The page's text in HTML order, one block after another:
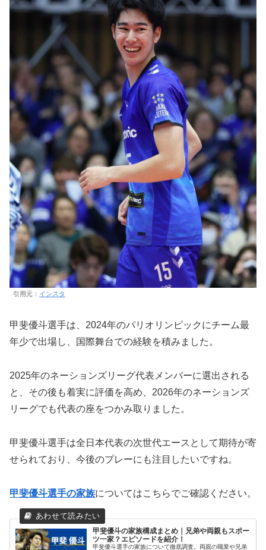
引用元： インスタ
甲斐優斗選手は、2024年のパリオリンピックにチーム最
年少で出場し、国際舞台での経験を積みました。
2025年のネーションズリーグ代表メンバーに選出される
と、その後も着実に評価を高め、2026年のネーションズ
リーグでも代表の座をつかみ取りました。
甲斐優斗選手は全日本代表の次世代エースとして期待が寄
せられており、今後のプレーにも注目したいですね。
甲斐優斗選手の家族についてはこちらでご確認ください。
甲斐優斗の家族構成まとめ｜兄弟や両親もスポー
ツ一家？エピソードを紹介！
甲斐優斗選手の家族について徹底調査。両親の職業や兄弟